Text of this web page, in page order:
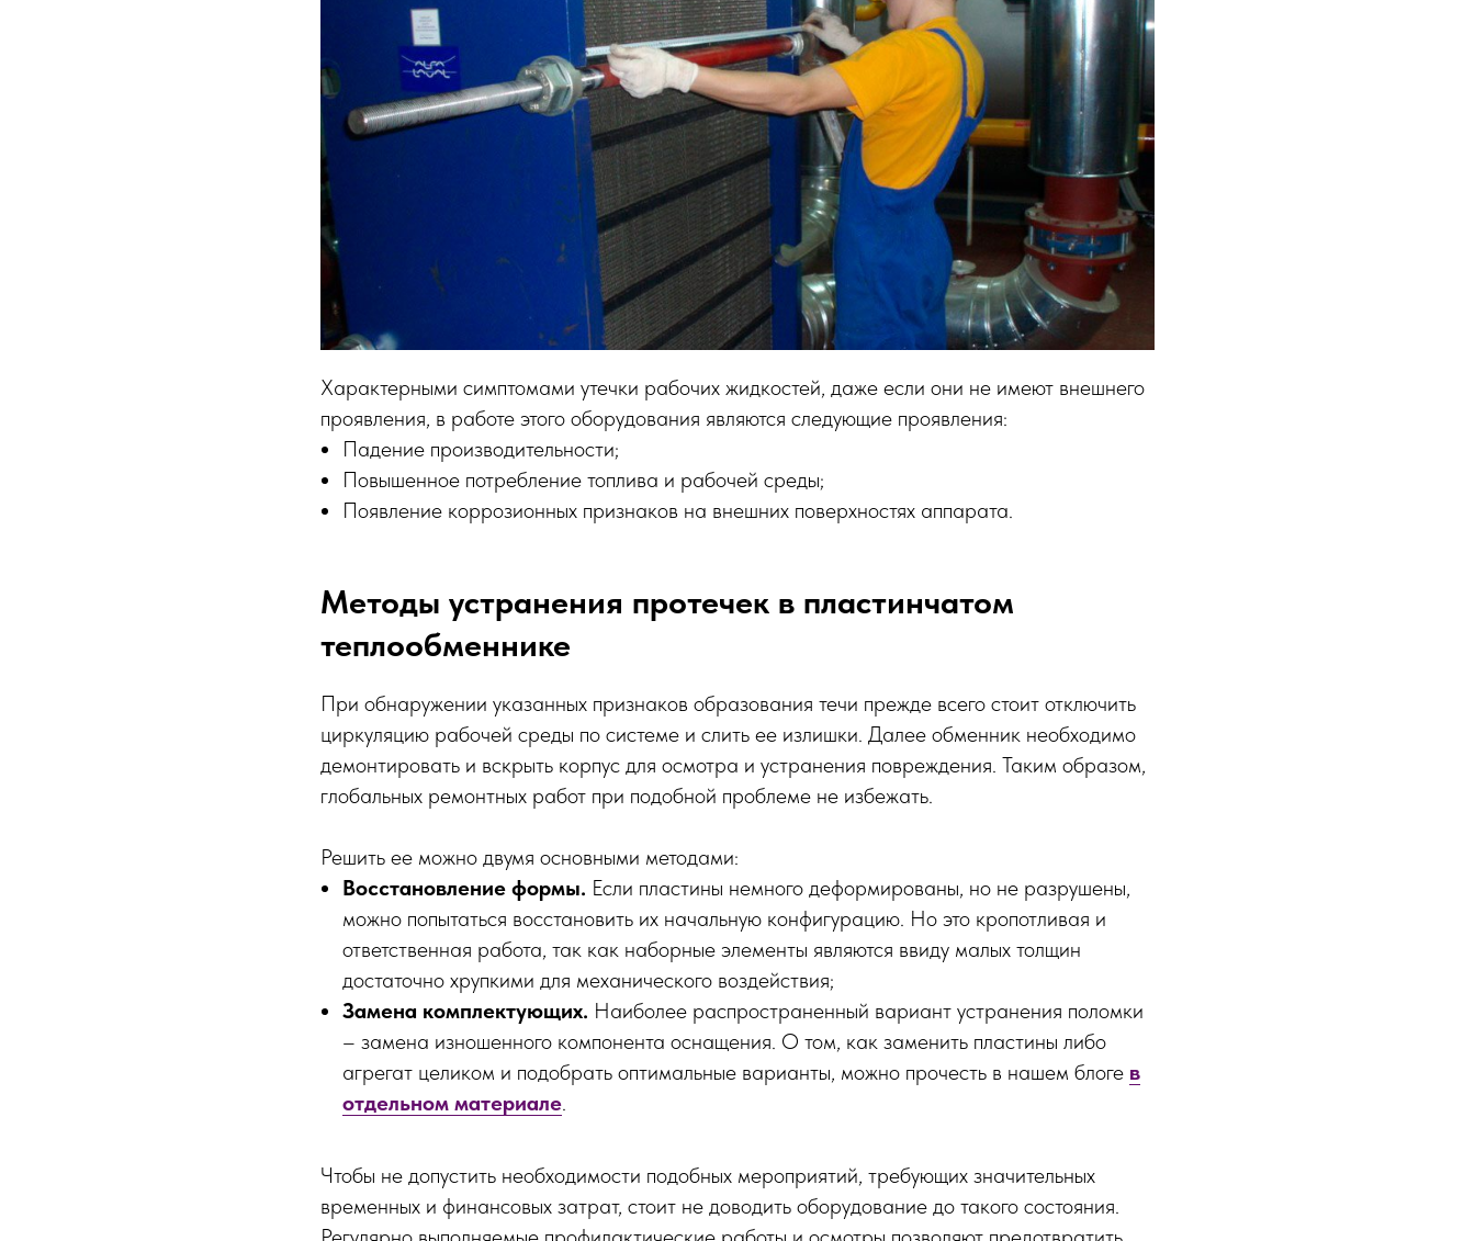
Характерными симптомами утечки рабочих жидкостей, даже если они не имеют внешнего
проявления, в работе этого оборудования являются следующие проявления:
Падение производительности;
Повышенное потребление топлива и рабочей среды;
Появление коррозионных признаков на внешних поверхностях аппарата.
Методы устранения протечек в пластинчатом
теплообменнике
При обнаружении указанных признаков образования течи прежде всего стоит отключить
циркуляцию рабочей среды по системе и слить ее излишки. Далее обменник необходимо
демонтировать и вскрыть корпус для осмотра и устранения повреждения. Таким образом,
глобальных ремонтных работ при подобной проблеме не избежать.
Решить ее можно двумя основными методами:
Восстановление формы. Если пластины немного деформированы, но не разрушены,
можно попытаться восстановить их начальную конфигурацию. Но это кропотливая и
ответственная работа, так как наборные элементы являются ввиду малых толщин
достаточно хрупкими для механического воздействия;
Замена комплектующих. Наиболее распространенный вариант устранения поломки
– замена изношенного компонента оснащения. О том, как заменить пластины либо
агрегат целиком и подобрать оптимальные варианты, можно прочесть в нашем блоге в
отдельном материале.
Чтобы не допустить необходимости подобных мероприятий, требующих значительных
временных и финансовых затрат, стоит не доводить оборудование до такого состояния.